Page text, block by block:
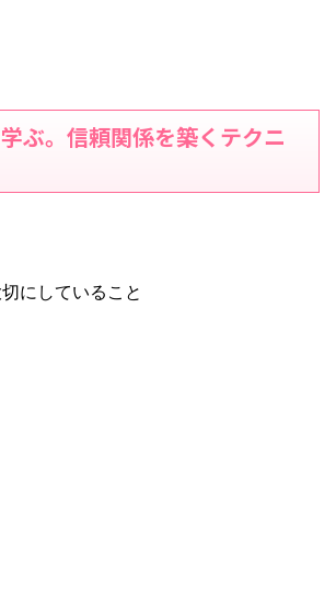
ぶ。信頼関係を築くテクニ
にしていること